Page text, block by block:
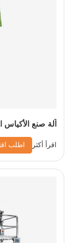
آلة صنع الأكياس
اقرأ أكثر اطلب